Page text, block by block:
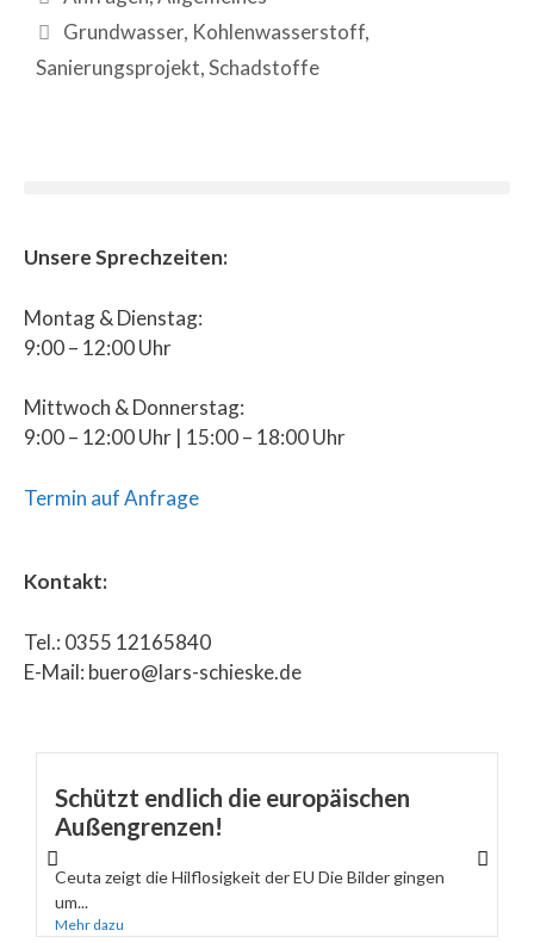
Grundwasser, Kohlenwasserstoff,
Sanierungsprojekt,Schadstoffe
Unsere Sprechzeiten:
Montag & Dienstag:
9:00 – 12:00 Uhr
Mittwoch & Donnerstag:
9:00 – 12:00 Uhr | 15:00 – 18:00 Uhr
Termin auf Anfrage
Kontakt:
Tel.: 0355 12165840
E-Mail: buero@lars-schieske.de
Schützt endlich die europäischen
Außengrenzen!
Ceuta zeigt die Hilflosigkeit der EU Die Bilder gingen
um...
Mehr dazu